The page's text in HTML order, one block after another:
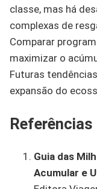
classe, mas há
complexas de
Comparar
maximizar o
Futuras
expansão do
Referências
Guia das
Acumular e